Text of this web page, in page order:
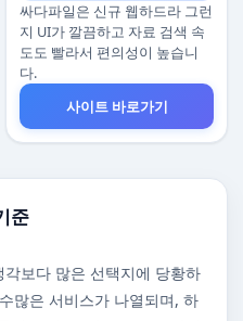
싸다파일은 신규 웹하드라 그런
지 UI가 깔끔하고 자료 검색 속
도도 빨라서 편의성이 높습니
다.
사이트 바로가기
준
보다 많은 선택지에 당황하
많은 서비스가 나열되며, 하